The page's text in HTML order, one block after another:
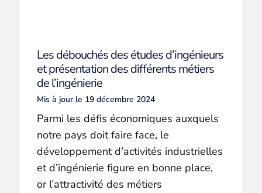
Les débouchés des études d’ingénieurs
et présentation des différents métiers
de l’ingénierie
Mis à jour le 19 décembre 2024
Parmi les défis économiques auxquels
notre pays doit faire face, le
développement d’activités industrielles
et d’ingénierie figure en bonne place,
or l’attractivité des métiers